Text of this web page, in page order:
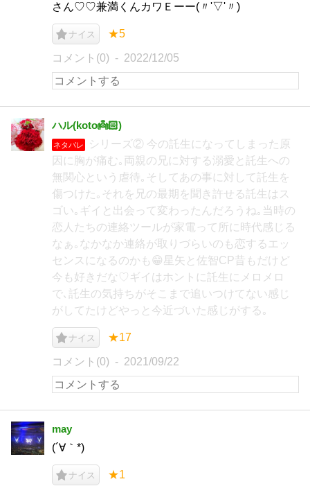
さん♡♡兼満くんカワＥーー(〃'▽'〃)
ナイス ★5
コメント(0) 2022/12/05
ハル(koto👼🏻‎)
ネタバレ
シリーズ② 今の託生になってしまった原
因に胸が痛む｡両親の兄に対する溺愛と託生への
無関心という虐待｡そしてあの事に対して託生を
傷つけた｡それを兄の最期を聞き許せる託生はス
ゴい｡ギイと出会って変わったんだろうね｡当時の
恋人たちの連絡ツールが家電って所に時代感じる
なぁ｡なかなか連絡が取りづらいのも恋するエッ
センスになるのかも😁星矢と佐智CP昔もだけど
今も好きだな♡ギイはホントに託生にメロメロ
で､託生の気持ちがそこまで追いつけてない感じ
がしてたけどやっと今近づいた感じがする｡
ナイス ★17
コメント(0) 2021/09/22
may
(´∀｀*)
ナイス ★1